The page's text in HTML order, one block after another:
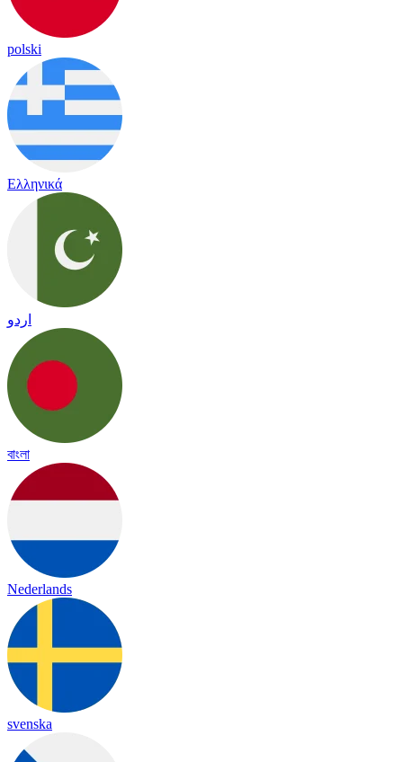
polski
Ελληνικά
اردو
বাংলা
Nederlands
svenska